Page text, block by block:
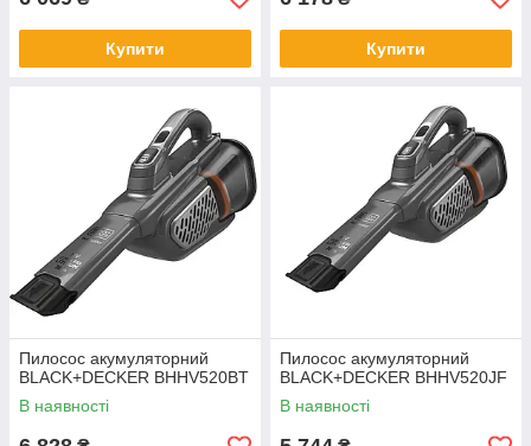
Купити Купити
Пилосос акумуляторний
BLACK+DECKER BHHV520BT
В наявності
Пилосос акумуляторний
BLACK+DECKER BHHV520JF
В наявності